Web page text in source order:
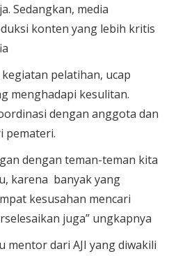
Sedangkan, media
konten yang lebih kritis
pelatihan, ucap
menghadapi kesulitan.
dengan anggota dan
pemateri.
dengan teman-teman kita
karena banyak yang
kesusahan mencari
juga” ungkapnya
mentor dari AJI yang diwakili